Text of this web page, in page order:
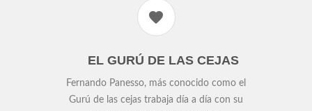
EL GURÚ DE LAS CEJAS
Fernando Panesso, más conocido como el
Gurú de las cejas trabaja día a día con su